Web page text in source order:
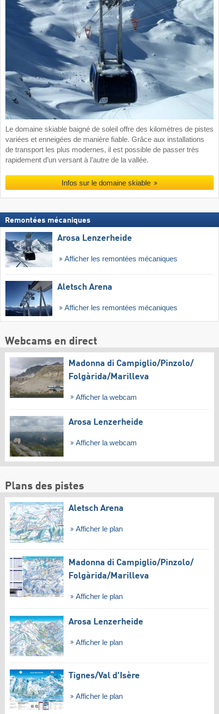
Le domaine skiable baigné de soleil offre des kilomètres de pistes
variées et enneigées de manière fiable. Grâce aux installations
de transport les plus modernes, il est possible de passer très
rapidement d’un versant à l’autre de la vallée.
Infos sur le domaine skiable
Remontées mécaniques
Arosa Lenzerheide
Afficher les remontées mécaniques
Aletsch Arena
Afficher les remontées mécaniques
Webcams en direct
Madonna di Campiglio/​Pinzolo/​
Folgàrida/​Marilleva
Afficher la webcam
Arosa Lenzerheide
Afficher la webcam
Plans des pistes
Aletsch Arena
Afficher le plan
Madonna di Campiglio/​Pinzolo/​
Folgàrida/​Marilleva
Afficher le plan
Arosa Lenzerheide
Afficher le plan
Tignes/​Val d'Isère
Afficher le plan